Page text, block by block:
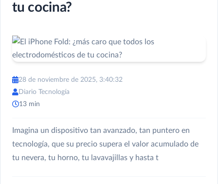
tu cocina?
28 de noviembre de 2025, 3:40:32
Diario Tecnología
13 min
Imagina un dispositivo tan avanzado, tan puntero en
tecnología, que su precio supera el valor acumulado de
tu nevera, tu horno, tu lavavajillas y hasta t